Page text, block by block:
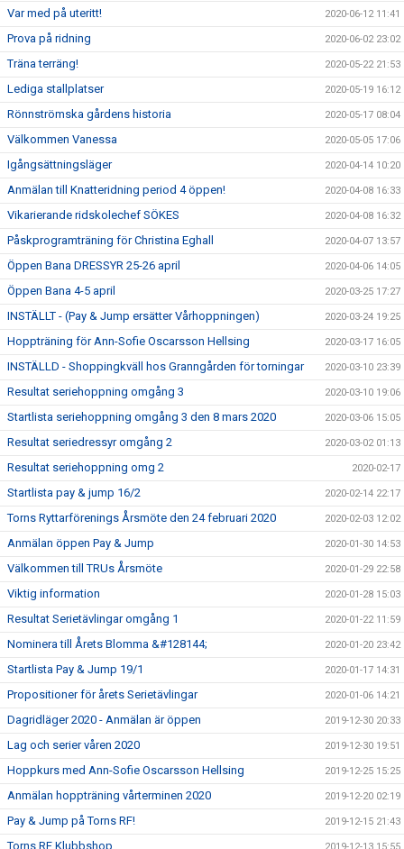
Var med på uteritt! 2020-06-12 11:41
Prova på ridning 2020-06-02 23:02
Träna terräng! 2020-05-22 21:53
Lediga stallplatser 2020-05-19 16:12
Rönnströmska gårdens historia 2020-05-17 08:04
Välkommen Vanessa 2020-05-05 17:06
Igångsättningsläger 2020-04-14 10:20
Anmälan till Knatteridning period 4 öppen! 2020-04-08 16:33
Vikarierande ridskolechef SÖKES 2020-04-08 16:32
Påskprogramträning för Christina Eghall 2020-04-07 13:57
Öppen Bana DRESSYR 25-26 april 2020-04-06 14:05
Öppen Bana 4-5 april 2020-03-25 17:27
INSTÄLLT - (Pay & Jump ersätter Vårhoppningen) 2020-03-24 19:25
Hoppträning för Ann-Sofie Oscarsson Hellsing 2020-03-17 16:05
INSTÄLLD - Shoppingkväll hos Granngården för torningar 2020-03-10 23:39
Resultat seriehoppning omgång 3 2020-03-10 19:06
Startlista seriehoppning omgång 3 den 8 mars 2020 2020-03-06 15:05
Resultat seriedressyr omgång 2 2020-03-02 01:13
Resultat seriehoppning omg 2 2020-02-17
Startlista pay & jump 16/2 2020-02-14 22:17
Torns Ryttarförenings Årsmöte den 24 februari 2020 2020-02-03 12:02
Anmälan öppen Pay & Jump 2020-01-30 14:53
Välkommen till TRUs Årsmöte 2020-01-29 22:58
Viktig information 2020-01-28 15:03
Resultat Serietävlingar omgång 1 2020-01-22 11:59
Nominera till Årets Blomma &#128144; 2020-01-20 23:42
Startlista Pay & Jump 19/1 2020-01-17 14:31
Propositioner för årets Serietävlingar 2020-01-06 14:21
Dagridläger 2020 - Anmälan är öppen 2019-12-30 20:33
Lag och serier våren 2020 2019-12-30 19:51
Hoppkurs med Ann-Sofie Oscarsson Hellsing 2019-12-25 15:25
Anmälan hoppträning vårterminen 2020 2019-12-20 02:19
Pay & Jump på Torns RF! 2019-12-15 21:43
Torns RF Klubbshop 2019-12-13 15:55